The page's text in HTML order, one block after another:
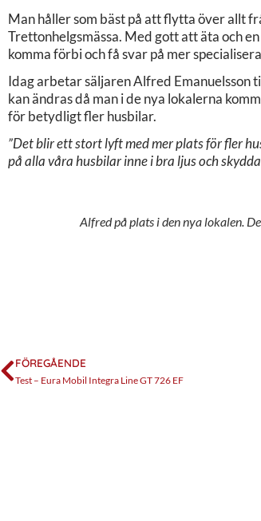
Man håller som bäst på att flytta över allt
Trettonhelgsmässa. Med gott att äta och
komma förbi och få svar på mer
Idag arbetar säljaren Alfred Emanuelsson
kan ändras då man i de nya lokalerna
för betydligt fler husbilar.
”Det blir ett stort lyft med mer plats för fler
på alla våra husbilar inne i bra ljus och
Alfred på plats i den nya lokalen.
FÖREGÅENDE
Test – Eura Mobil Integra Line GT 726 EF